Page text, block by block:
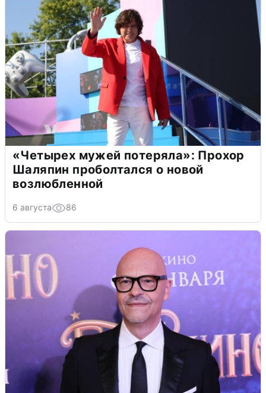
«Четырех мужей потеряла»: Прохор
Шаляпин проболтался о новой
возлюбленной
6 августа 86